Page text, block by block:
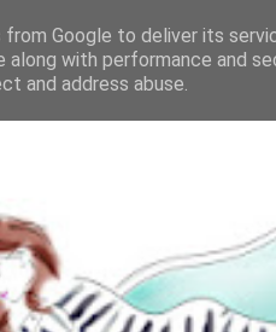
Google to deliver its
along with performance and
and address abuse.